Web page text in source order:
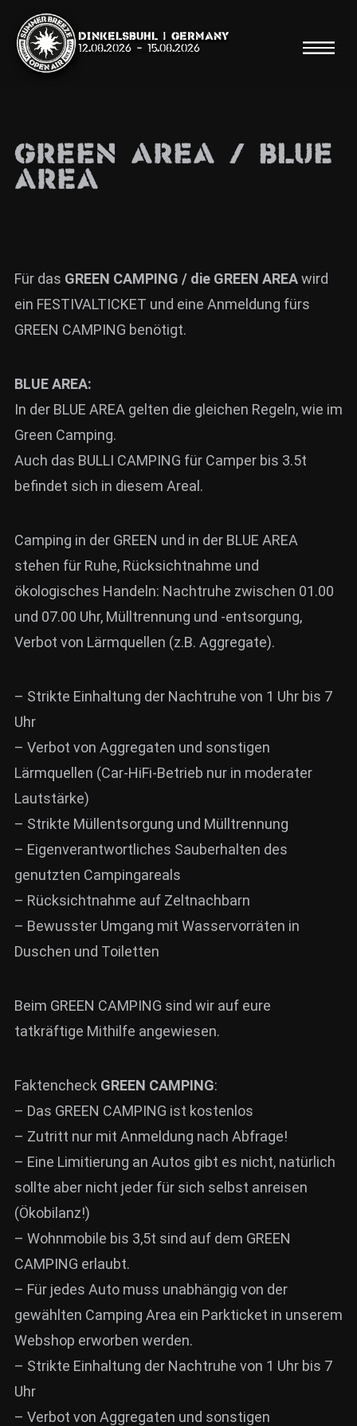
Dinkelsbühl | Germany
12.08.2026 - 15.08.2026
Suche
Line Up
Running Order/Maps
News
Info
Media
ZUM SHOP
BARRIEREFREIHEIT
ONLINE
Rückblicke
Galerien
GREEN AREA / BLUE
AREA
Für das GREEN CAMPING / die GREEN AREAwird
ein FESTIVALTICKET und eine Anmeldung fürs
GREEN CAMPING benötigt.
BLUE AREA:
In der BLUE AREA gelten die gleichen Regeln, wie im
Green Camping.
Auch das BULLI CAMPING für Camper bis 3.5t
befindet sich in diesem Areal.
Camping in der GREEN und in der BLUE AREA
stehen für Ruhe, Rücksichtnahme und
ökologisches Handeln: Nachtruhe zwischen 01.00
und 07.00 Uhr, Mülltrennung und -entsorgung,
Verbot von Lärmquellen (z.B. Aggregate).
– Strikte Einhaltung der Nachtruhe von 1 Uhr bis 7
Uhr
– Verbot von Aggregaten und sonstigen
Lärmquellen (Car-HiFi-Betrieb nur in moderater
Lautstärke)
– Strikte Müllentsorgung und Mülltrennung
– Eigenverantwortliches Sauberhalten des
genutzten Campingareals
– Rücksichtnahme auf Zeltnachbarn
– Bewusster Umgang mit Wasservorräten in
Duschen und Toiletten
Beim GREEN CAMPING sind wir auf eure
tatkräftige Mithilfe angewiesen.
Faktencheck GREEN CAMPING:
– Das GREEN CAMPING ist kostenlos
– Zutritt nur mit Anmeldung nach Abfrage!
– Eine Limitierung an Autos gibt es nicht, natürlich
sollte aber nicht jeder für sich selbst anreisen
(Ökobilanz!)
– Wohnmobile bis 3,5t sind auf dem GREEN
CAMPING erlaubt.
– Für jedes Auto muss unabhängig von der
gewählten Camping Area ein Parkticket in unserem
Webshop erworben werden.
– Strikte Einhaltung der Nachtruhe von 1 Uhr bis 7
Uhr
– Verbot von Aggregaten und sonstigen